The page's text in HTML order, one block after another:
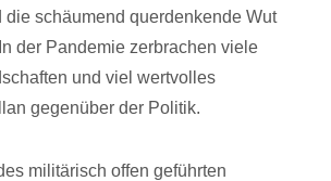
die schäumend querdenkende Wut
der Pandemie zerbrachen viele
und viel wertvolles
gegenüber der Politik.
militärisch offen geführten